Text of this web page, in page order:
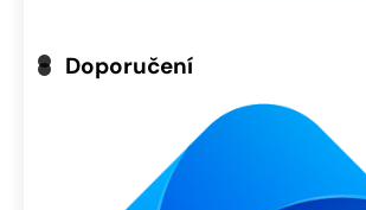
Doporučení